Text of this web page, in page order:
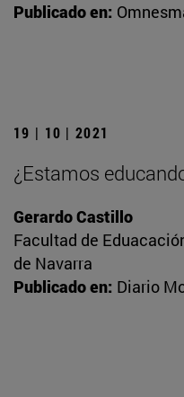
Publicado en:
19 | 10 | 2021
¿Estamos
Gerardo Castillo
Facultad de
de Navarra
Publicado en: Diario